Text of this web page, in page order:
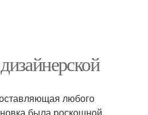
любого